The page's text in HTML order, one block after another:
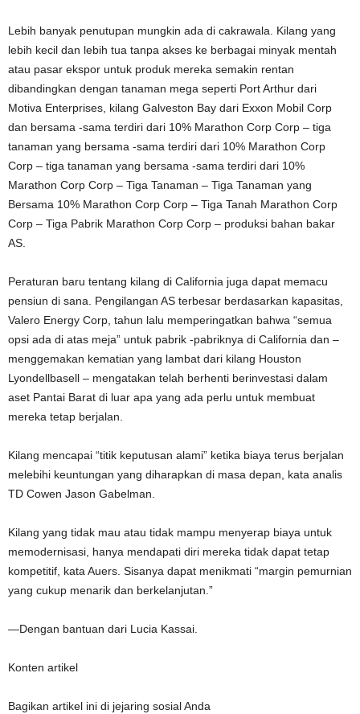
Lebih banyak penutupan mungkin ada di cakrawala. Kilang yang
lebih kecil dan lebih tua tanpa akses ke berbagai minyak mentah
atau pasar ekspor untuk produk mereka semakin rentan
dibandingkan dengan tanaman mega seperti Port Arthur dari
Motiva Enterprises, kilang Galveston Bay dari Exxon Mobil Corp
dan bersama -sama terdiri dari 10% Marathon Corp Corp – tiga
tanaman yang bersama -sama terdiri dari 10% Marathon Corp
Corp – tiga tanaman yang bersama -sama terdiri dari 10%
Marathon Corp Corp – Tiga Tanaman – Tiga Tanaman yang
Bersama 10% Marathon Corp Corp – Tiga Tanah Marathon Corp
Corp – Tiga Pabrik Marathon Corp Corp – produksi bahan bakar
AS.
Peraturan baru tentang kilang di California juga dapat memacu
pensiun di sana. Pengilangan AS terbesar berdasarkan kapasitas,
Valero Energy Corp, tahun lalu memperingatkan bahwa “semua
opsi ada di atas meja” untuk pabrik -pabriknya di California dan –
menggemakan kematian yang lambat dari kilang Houston
Lyondellbasell – mengatakan telah berhenti berinvestasi dalam
aset Pantai Barat di luar apa yang ada perlu untuk membuat
mereka tetap berjalan.
Kilang mencapai “titik keputusan alami” ketika biaya terus berjalan
melebihi keuntungan yang diharapkan di masa depan, kata analis
TD Cowen Jason Gabelman.
Kilang yang tidak mau atau tidak mampu menyerap biaya untuk
memodernisasi, hanya mendapati diri mereka tidak dapat tetap
kompetitif, kata Auers. Sisanya dapat menikmati “margin pemurnian
yang cukup menarik dan berkelanjutan.”
—Dengan bantuan dari Lucia Kassai.
Konten artikel
Bagikan artikel ini di jejaring sosial Anda